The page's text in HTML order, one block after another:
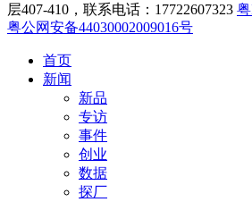
层407-410，联系电话：17722607323
粤公网安备44030002009016号
首页
新闻
新品
专访
事件
创业
数据
探厂